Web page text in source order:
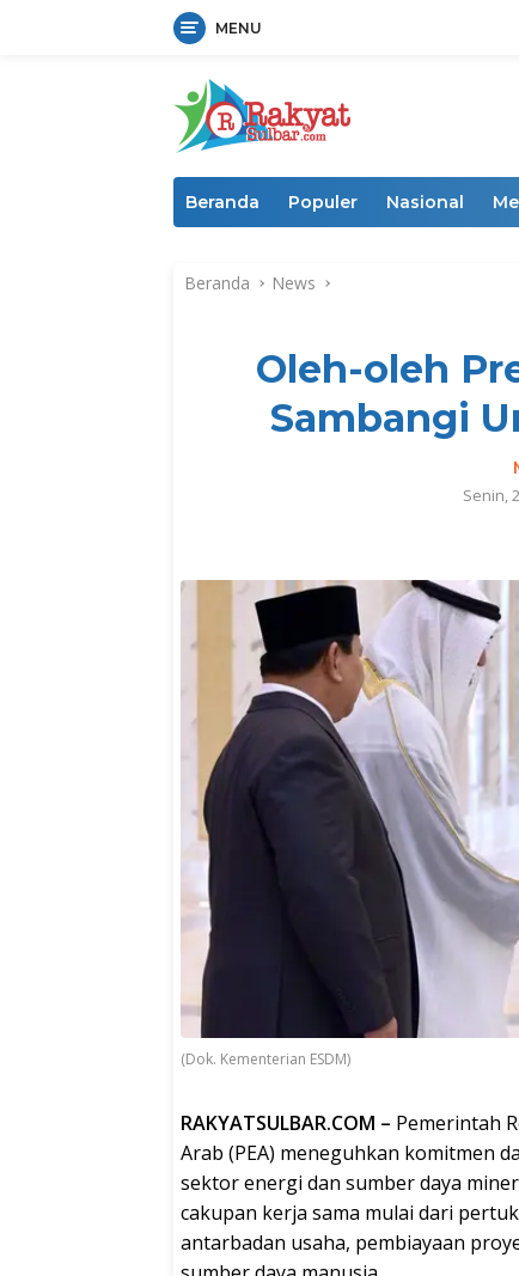
MENU
Beranda Populer Nasional
Beranda News
Oleh-oleh
Sambangi
Senin,
(Dok. Kementerian ESDM)
RAKYATSULBAR.COM – Pemerintah
Arab (PEA) meneguhkan komitmen
sektor energi dan sumber daya
cakupan kerja sama mulai dari
antarbadan usaha, pembiayaan